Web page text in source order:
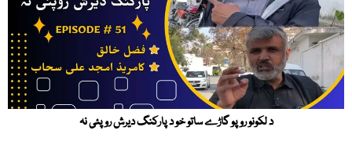
د لکونو روپو گاڑے ساتو خو د پارکنگ دیرش روپئی نہ